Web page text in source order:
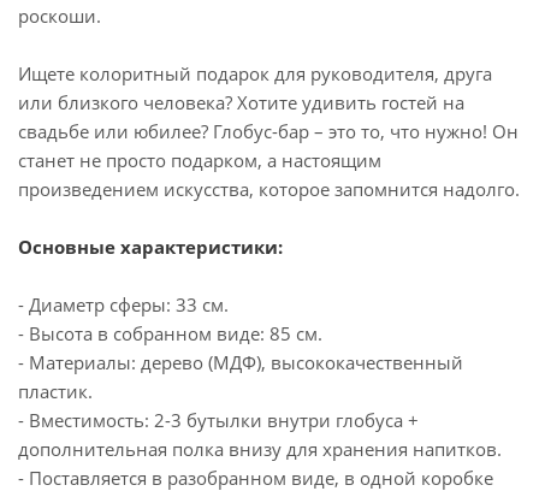
роскоши.
Ищете колоритный подарок для руководителя, друга
или близкого человека? Хотите удивить гостей на
свадьбе или юбилее? Глобус-бар – это то, что нужно! Он
станет не просто подарком, а настоящим
произведением искусства, которое запомнится надолго.
Основные характеристики:
- Диаметр сферы: 33 см.
- Высота в собранном виде: 85 см.
- Материалы: дерево (МДФ), высококачественный
пластик.
- Вместимость: 2-3 бутылки внутри глобуса +
дополнительная полка внизу для хранения напитков.
- Поставляется в разобранном виде, в одной коробке